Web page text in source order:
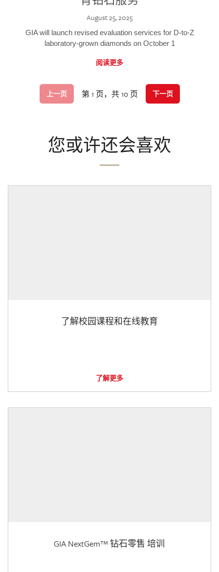
August 25, 2025
GIA will launch revised evaluation services for D-to-Z
laboratory-grown diamonds on October 1
阅读更多
上一页 第 1 页，共 10 页 下一页
您或许还会喜欢
了解校园课程和在线教育
了解更多
GIA NextGem™ 钻石零售 培训